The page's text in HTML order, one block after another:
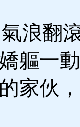
浪翻
軀一
家伙